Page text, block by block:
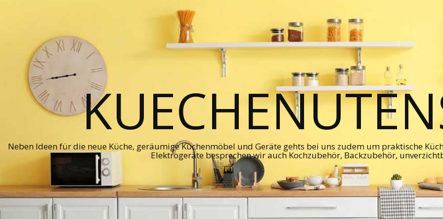
Neben Ideen für die neue Küche, geräumige Küchenmöbel und Geräte gehts bei uns zudem um praktische
Elektrogeräte besprechen wir auch Kochzubehör, Backzubehör,